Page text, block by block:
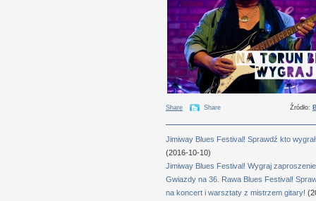
Share Share Źródło:
Jimiway Blues Festival! Sprawdź kto
(2016-10-10)
Jimiway Blues Festival! Wygraj
Gwiazdy na 36. Rawa Blues Festival!
na koncert i warsztaty z mistrzem gitary!